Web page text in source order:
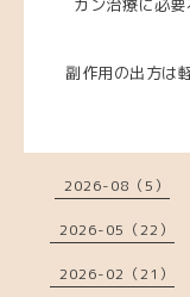
副作用の出方は
2026-08（5）
2026-05（22）
2026-02（21）